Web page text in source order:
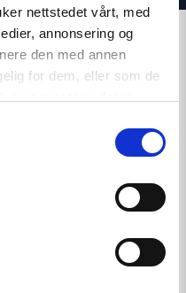
nettstedet vårt, med
annonsering og
den med annen
for dem, eller som de